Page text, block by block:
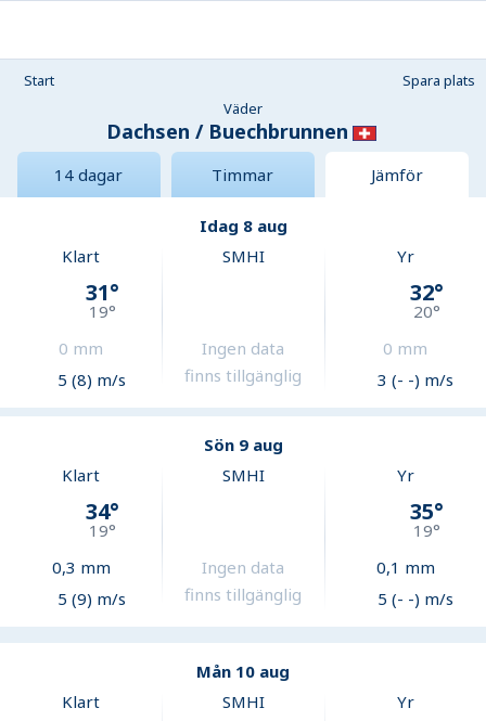
Start
Spara plats
Väder
Dachsen / Buechbrunnen
14 dagar Timmar Jämför
Idag 8 aug
Klart
31°
19°
0 mm
5 (8) m/s
SMHI
Ingen data
finns tillgänglig
Yr
32°
20°
0 mm
3 (- -) m/s
Sön 9 aug
Klart
34°
19°
0,3 mm
5 (9) m/s
SMHI
Ingen data
finns tillgänglig
Yr
35°
19°
0,1 mm
5 (- -) m/s
Mån 10 aug
Klart
SMHI Yr